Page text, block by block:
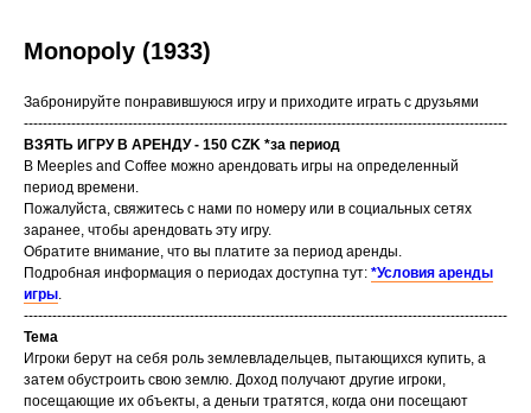
Monopoly (1933)
Забронируйте понравившуюся игру и приходите играть с друзьями
------------------------------------------------------------------------------------------------------
ВЗЯТЬ ИГРУ В АРЕНДУ - 150 CZK *за период
В Meeples and Coffee можно арендовать игры на определенный
период времени.
Пожалуйста, свяжитесь с нами по номеру или в социальных сетях
заранее, чтобы арендовать эту игру.
Обратите внимание, что вы платите за период аренды.
Подробная информация о периодах доступна тут: *Условия аренды
игры.
------------------------------------------------------------------------------------------------------
Тема
Игроки берут на себя роль землевладельцев, пытающихся купить, а
затем обустроить свою землю. Доход получают другие игроки,
посещающие их объекты, а деньги тратятся, когда они посещают